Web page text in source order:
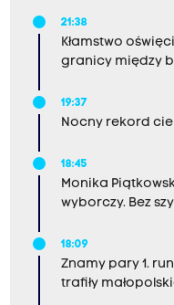
21:38
Kłamstwo
granicy między
19:37
Nocny rekord
18:45
Monika
wyborczy. Bez
18:09
Znamy pary 1.
trafiły